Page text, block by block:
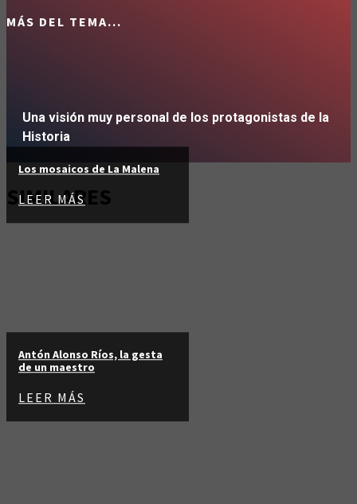
MÁS DEL TEMA...
Los mosaicos de La Malena
LEER MÁS
Antón Alonso Ríos, la gesta
de un maestro
LEER MÁS
Una visión muy personal de los protagonistas de la
Historia
SIMILARES